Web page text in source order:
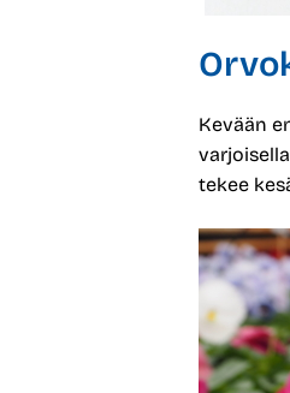
Kevään
tekee